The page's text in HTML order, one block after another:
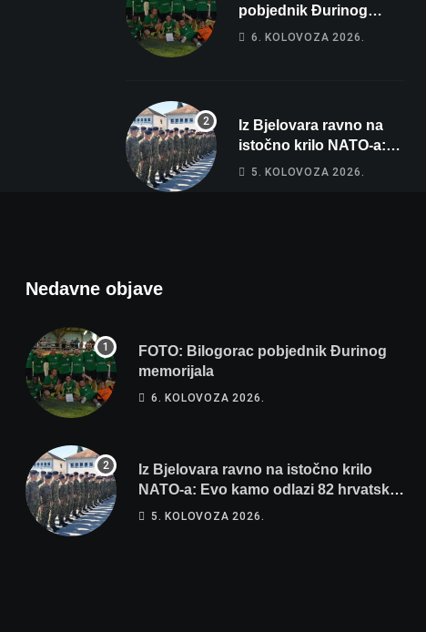
pobjednik Đurinog
memorijala
6. KOLOVOZA 2026.
Iz Bjelovara ravno na
istočno krilo NATO-a:
Evo kamo odlazi 82
5. KOLOVOZA 2026.
Nedavne objave
FOTO: Bilogorac pobjednik Đurinog
memorijala
6. KOLOVOZA 2026.
Iz Bjelovara ravno na istočno krilo
NATO-a: Evo kamo odlazi 82 hrvatska
vojnika i 6 vojnikinja
5. KOLOVOZA 2026.